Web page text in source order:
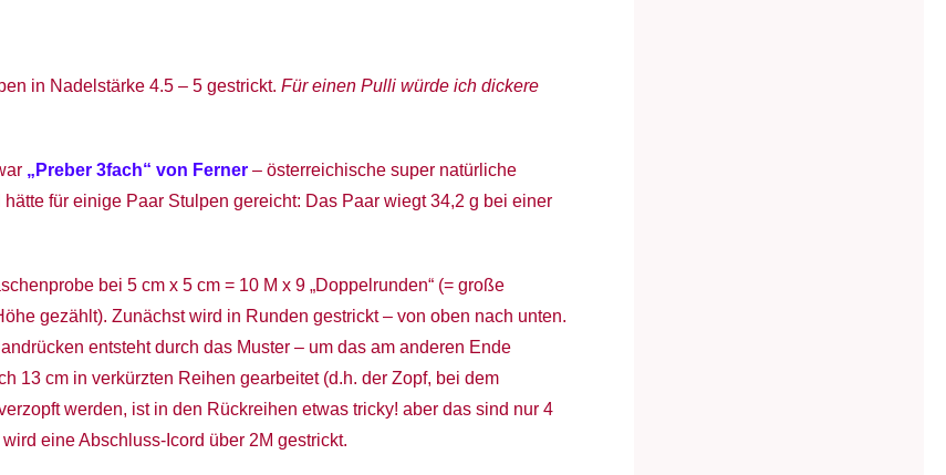
in Nadelstärke 4.5 – 5 gestrickt.Für einen Pulli würde ich dickere
„Preber 3fach“ von Ferner – österreichische super natürliche
für einige Paar Stulpen gereicht: Das Paar wiegt 34,2 g bei einer
bei 5 cm x 5 cm = 10 M x 9 „Doppelrunden“ (= große
gezählt). Zunächst wird in Runden gestrickt – von oben nach unten.
entsteht durch das Muster – um das am anderen Ende
13 cm in verkürzten Reihen gearbeitet (d.h. der Zopf, bei dem
werden, ist in den Rückreihen etwas tricky! aber das sind nur 4
eine Abschluss-Icord über 2M gestrickt.